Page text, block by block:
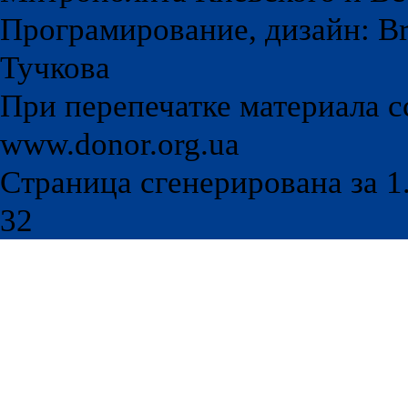
Програмирование, дизайн:
Тучкова
При перепечатке материала
www.donor.org.ua
Страница сгенерирована за
32